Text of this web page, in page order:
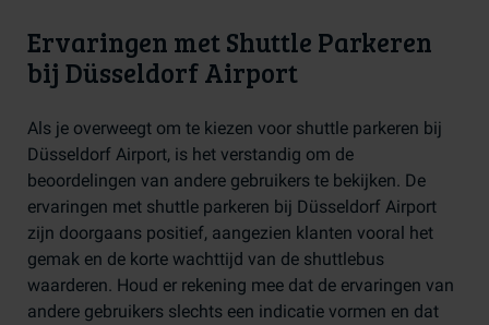
Ervaringen met Shuttle Parkeren
bij Düsseldorf Airport
Als je overweegt om te kiezen voor shuttle parkeren bij
Düsseldorf Airport, is het verstandig om de
beoordelingen van andere gebruikers te bekijken. De
ervaringen met shuttle parkeren bij Düsseldorf Airport
zijn doorgaans positief, aangezien klanten vooral het
gemak en de korte wachttijd van de shuttlebus
waarderen. Houd er rekening mee dat de ervaringen van
andere gebruikers slechts een indicatie vormen en dat